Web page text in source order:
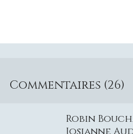
Commentaires (26)
Robin
Josianne